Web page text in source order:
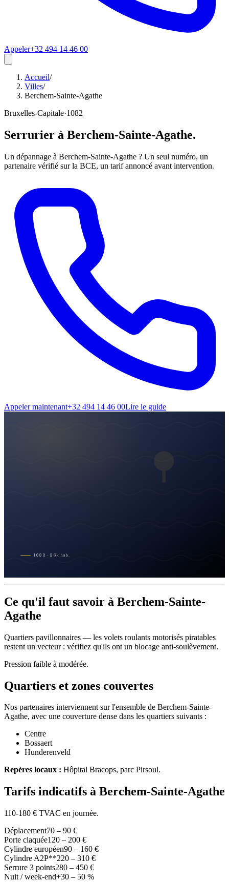
Appeler+32 494 14 46 00
Accueil/
Villes/
Berchem-Sainte-Agathe
Bruxelles-Capitale·1082
Serrurier à Berchem-Sainte-Agathe.
Un dépannage à Berchem-Sainte-Agathe ? Un seul numéro, un
partenaire vérifié sur la BCE, un tarif annoncé avant intervention.
Appeler maintenant+32 494 14 46 00Lire le guide
1082 · 26 k hab.
Ce qu'il faut savoir à Berchem-Sainte-
Agathe
Quartiers pavillonnaires — les volets roulants motorisés piratables
restent un vecteur : vérifiez qu'ils ont un blocage anti-soulèvement.
Pression faible à modérée.
Quartiers et zones couvertes
Nos partenaires interviennent sur l'ensemble de Berchem-Sainte-
Agathe, avec une couverture dense dans les quartiers suivants :
Centre
Bossaert
Hunderenveld
Repères locaux : Hôpital Bracops, parc Pirsoul.
Tarifs indicatifs à Berchem-Sainte-Agathe
110-180 € TVAC en journée.
Déplacement70 – 90 €
Porte claquée120 – 200 €
Cylindre européen90 – 160 €
Cylindre A2P**220 – 310 €
Serrure 3 points280 – 450 €
Nuit / week-end+30 – 50 %